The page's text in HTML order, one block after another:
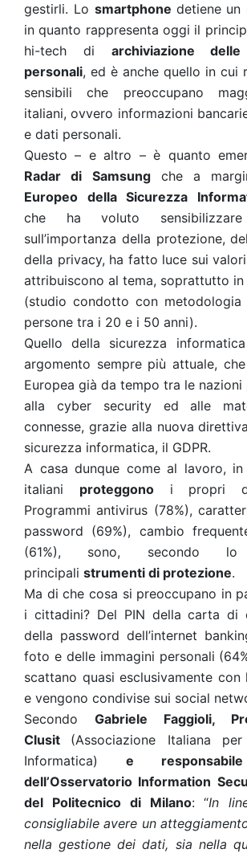
gestirli. Lo smartphone detiene un
in quanto rappresenta oggi il
hi-tech di
archiviazione
personali, ed è anche quello in cui
sensibili che preoccupano
italiani, ovvero informazioni
e dati personali.
Questo – e altro – è quanto
Radar di Samsung
che a
Europeo della Sicurezza
che ha voluto
sull’importanza della protezione,
della privacy, ha fatto luce sui
attribuiscono al tema, soprattutto
(studio condotto con metodologia
persone tra i 20 e i 50 anni).
Quello della sicurezza
argomento sempre più attuale, che
Europea già da tempo tra le nazioni
alla cyber security ed alle
connesse, grazie alla nuova
sicurezza informatica, il GDPR.
A casa dunque come al lavoro,
italiani
proteggono
i propri
Programmi antivirus (78%),
password (69%), cambio
(61%), sono, secondo
principali strumenti di protezione.
Ma di che cosa si preoccupano in
i cittadini? Del PIN della carta di
della password dell’internet
foto e delle immagini personali
scattano quasi esclusivamente
e vengono condivise sui social
Secondo
Gabriele Faggioli,
Clusit
(Associazione Italiana
Informatica)
e
dell’Osservatorio Information
del Politecnico di Milano: “In
consigliabile avere un
nella gestione dei dati, sia nella